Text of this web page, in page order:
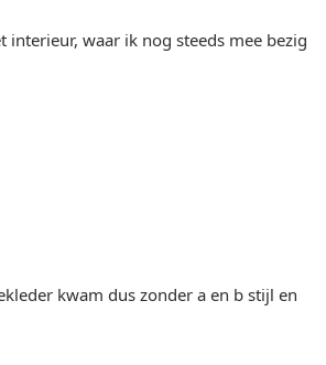
interieur, waar ik nog steeds mee bezig
kwam dus zonder a en b stijl en